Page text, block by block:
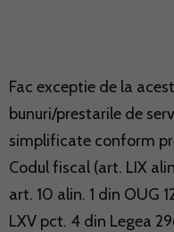
Fac exceptie de la
bunuri/prestarile de
simplificate conform
Codul fiscal (art. LIX
art. 10 alin. 1 din OUG
LXV pct. 4 din Legea